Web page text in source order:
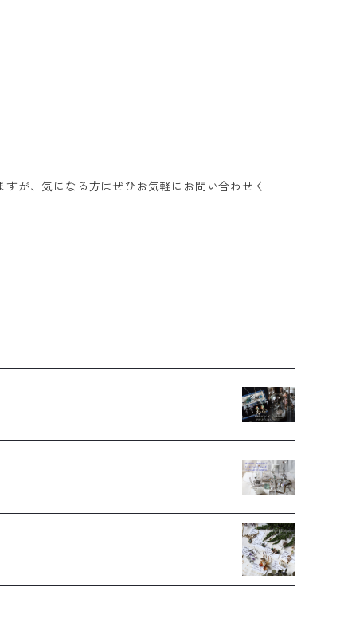
が、気になる方はぜひお気軽にお問い合わせく